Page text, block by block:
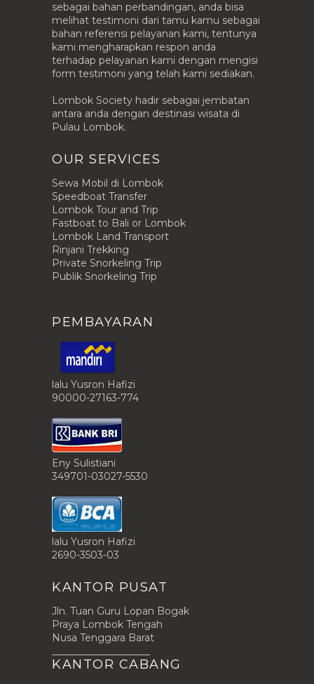
sebagai bahan perbandingan, anda bisa
melihat testimoni dari tamu kamu sebagai
bahan referensi pelayanan kami, tentunya
kami mengharapkan respon anda
terhadap pelayanan kami dengan mengisi
form testimoni yang telah kami sediakan.
Lombok Society hadir sebagai jembatan
antara anda dengan destinasi wisata di
Pulau Lombok.
OUR SERVICES
Sewa Mobil di Lombok
Speedboat Transfer
Lombok Tour and Trip
Fastboat to Bali or Lombok
Lombok Land Transport
Rinjani Trekking
Private Snorkeling Trip
Publik Snorkeling Trip
PEMBAYARAN
lalu Yusron Hafizi
90000-27163-774
Eny Sulistiani
349701-03027-5530
lalu Yusron Hafizi
2690-3503-03
KANTOR PUSAT
Jln. Tuan Guru Lopan Bogak
Praya Lombok Tengah
Nusa Tenggara Barat
KANTOR CABANG